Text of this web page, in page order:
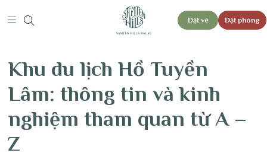
Đặt vé Đặt phòng
Khu du lịch Hồ Tuyền
Lâm: thông tin và kinh
nghiệm tham quan từ A –
Z